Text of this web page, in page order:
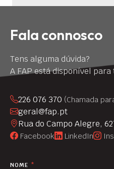
Fala connosco
Tens alguma dúvida?
A FAP está disponível
226 076 370 (Chamada
geral@fap.pt
Rua do Campo Alegre,
Facebook LinkedIn
NOME *